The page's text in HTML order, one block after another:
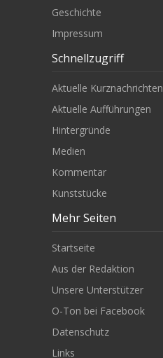
Geschichte
Impressum
Schnellzugriff
Aktuelle Kurznachrichten
Aktuelle Aufführungen
Hintergründe
Medien
Kommentar
Kunststücke
Mehr Seiten
Startseite
Aus der Redaktion
Unsere Unterstützer
O-Ton bei Facebook
Datenschutz
Links